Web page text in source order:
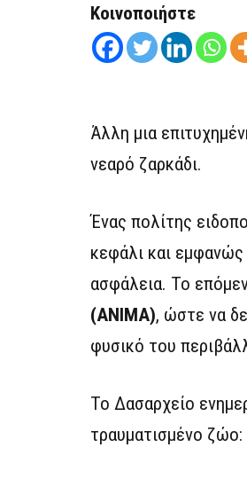
Κοινοποιήστε
Άλλη μια
νεαρό ζαρκάδι.
Ένας πολίτης
κεφάλι και
ασφάλεια. Το
(ΑΝΙΜΑ), ώστε να
φυσικό του
Το Δασαρχείο
τραυματισμένο ζώο: